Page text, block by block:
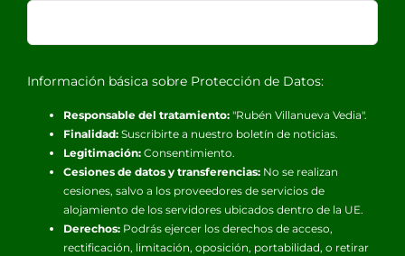
Información básica sobre Protección de Datos:
Responsable del tratamiento:"Rubén Villanueva Vedia".
Finalidad:Suscribirte a nuestro boletín de noticias.
Legitimación:Consentimiento.
Cesiones de datos y transferencias:No se realizan
cesiones, salvo a los proveedores de servicios de
alojamiento de los servidores ubicados dentro de la UE.
Derechos:Podrás ejercer los derechos de acceso,
rectificación, limitación, oposición, portabilidad, o retirar